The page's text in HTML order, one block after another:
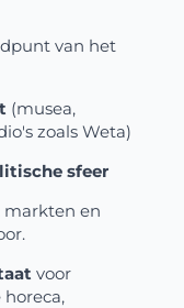
van het
(musea,
zoals Weta)
sfeer
markten en
voor